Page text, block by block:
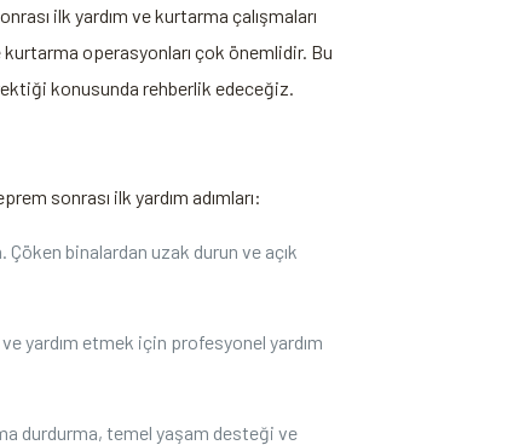
ilk yardım ve kurtarma çalışmaları
operasyonları çok önemlidir. Bu
konusunda rehberlik edeceğiz.
sonrası ilk yardım adımları:
Çöken binalardan uzak durun ve açık
yardım etmek için profesyonel yardım
durdurma, temel yaşam desteği ve